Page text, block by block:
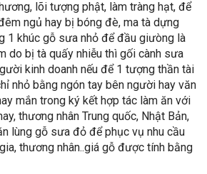
lõi tượng phật, làm tràng hạt, để
ngủ hay bị bóng đè, ma tà dựng
1 khúc gỗ sưa nhỏ để đầu giưòng là
do bị tà quấy nhiễu thì gối cành sưa
kinh doanh nếu để 1 tượng thần tài
nhỏ bằng ngón tay bên người hay văn
mắn trong ký kết hợp tác làm ăn với
thương nhân Trung quốc, Nhật Bản,
lùng gỗ sưa đỏ để phục vụ nhu cầu
thương nhân..giá gỗ được tính bằng